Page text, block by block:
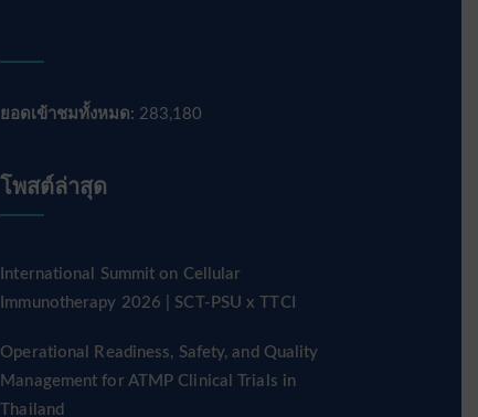
ยอดเข้าชมทั้งหมด: 283,180
โพสต์ล่าสุด
International Summit on Cellular
Immunotherapy 2026 | SCT-PSU x TTCI
Operational Readiness, Safety, and Quality
Management for ATMP Clinical Trials in
Thailand